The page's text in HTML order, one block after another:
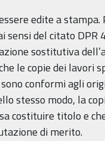
edite a
sensi del citato
sostitutiva
le copie dei lavori
conformi agli
stesso modo, la
costituire titolo e
di merito.